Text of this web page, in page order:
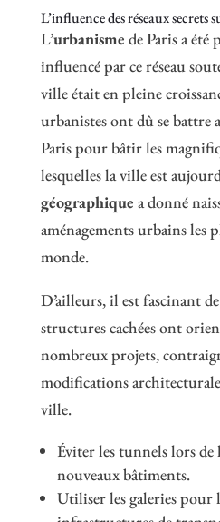
L’influence des réseaux secrets
L’urbanisme de Paris a
influencé par ce réseau
ville était en pleine
urbanistes ont dû se battre
Paris pour bâtir les
lesquelles la ville est
géographique a donné
aménagements urbains les
monde.
D’ailleurs, il est fascinant
structures cachées ont
nombreux projets,
modifications
ville.
Éviter les tunnels lors
nouveaux bâtiments.
Utiliser les galeries pour